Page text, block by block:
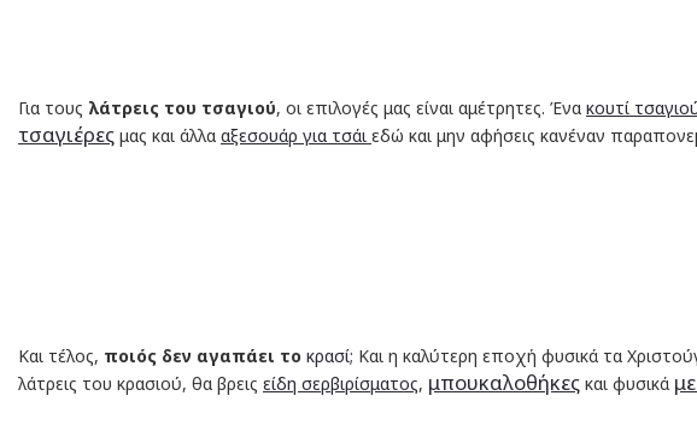
Για τους λάτρεις του τσαγιού, οι επιλογές μας είναι αμέτρητες. Ένα κουτί
τσαγιέρες μας και άλλα αξεσουάρ για τσάι εδώ και μην αφήσεις κανέναν
Και τέλος, ποιός δεν αγαπάει το κρασί; Και η καλύτερη εποχή φυσικά τα
λάτρεις του κρασιού, θα βρεις είδη σερβιρίσματος, μπουκαλοθήκες και φυσικά